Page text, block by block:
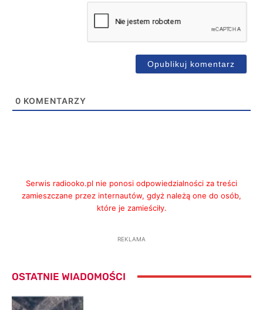
0 KOMENTARZY
Serwis radiooko.pl nie ponosi odpowiedzialności za treści
zamieszczane przez internautów, gdyż należą one do osób,
które je zamieściły.
REKLAMA
OSTATNIE WIADOMOŚCI